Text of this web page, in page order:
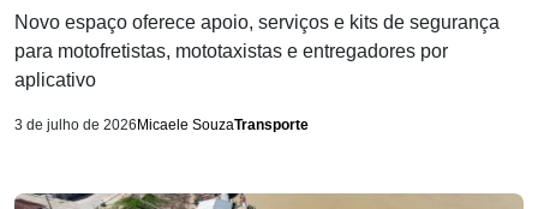
Novo espaço oferece apoio, serviços e kits de segurança
para motofretistas, mototaxistas e entregadores por
aplicativo
3 de julho de 2026 Micaele SouzaTransporte